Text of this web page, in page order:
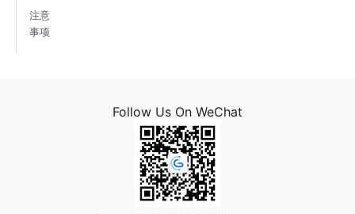
注意
事项
Follow Us On WeChat